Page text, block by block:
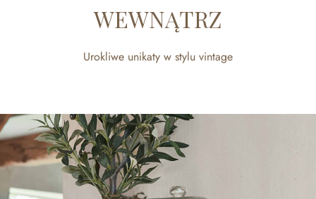
WEWNĄTRZ
Urokliwe unikaty w stylu vintage